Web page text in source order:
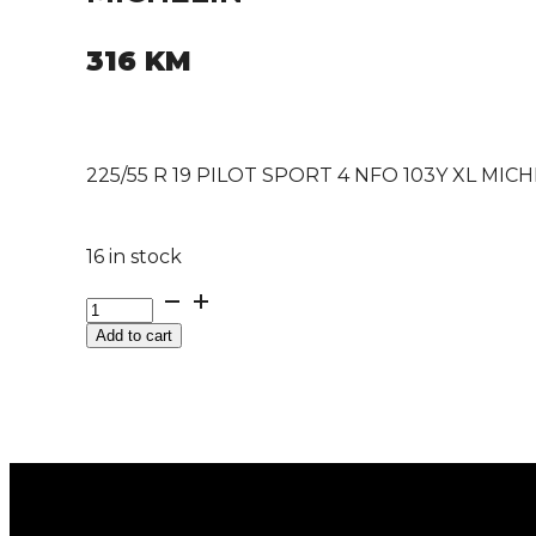
316 KM
225/55 R 19 PILOT SPORT 4 NFO 103Y XL
16 in stock
225/55
R
19Add to cart